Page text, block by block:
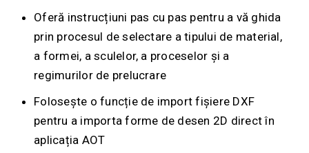
Oferă instrucțiuni pas cu pas pentru a vă ghida
prin procesul de selectare a tipului de material,
a formei, a sculelor, a proceselor și a
regimurilor de prelucrare
Folosește o funcție de import fișiere DXF
pentru a importa forme de desen 2D direct în
aplicația AOT